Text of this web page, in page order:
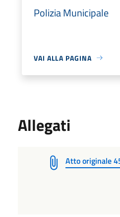
Polizia Municipale
VAI ALLA PAGINA
Allegati
Atto originale